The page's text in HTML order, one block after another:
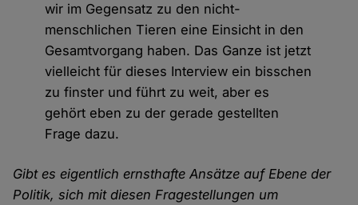
wir im Gegensatz zu den nicht-
menschlichen Tieren eine Einsicht in den
Gesamtvorgang haben. Das Ganze ist jetzt
vielleicht für dieses Interview ein bisschen
zu finster und führt zu weit, aber es
gehört eben zu der gerade gestellten
Frage dazu.
Gibt es eigentlich ernsthafte Ansätze auf Ebene der
Politik, sich mit diesen Fragestellungen um